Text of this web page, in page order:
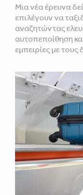
Μια νέα έρευνα
επιλέγουν να
αναζητώντας
αυτοπεποίθηση
εμπειρίες με τους